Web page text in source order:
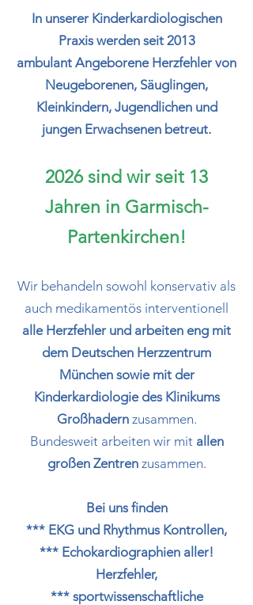
In unserer Kinderkardiologischen
Praxis werden seit 2013
ambulant Angeborene Herzfehler von
Neugeborenen, Säuglingen,
Kleinkindern, Jugendlichen und
jungen Erwachsenen betreut.
2026 sind wir seit 13
Jahren in Garmisch-
Partenkirchen!
Wir behandeln sowohl konservativ als
auch medikamentös interventionell
alle Herzfehler und arbeiten eng mit
dem Deutschen Herzzentrum
München sowie mit der
Kinderkardiologie des Klinikums
Großhadernzusammen.
Bundesweit arbeiten wir mit allen
großen Zentren zusammen.
Bei uns finden
*** EKG und Rhythmus Kontrollen,
*** Echokardiographien aller!
Herzfehler,
*** sportwissenschaftliche